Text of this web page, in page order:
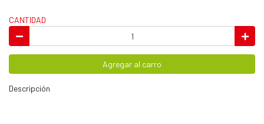
CANTIDAD
Agregar al carro
Descripción